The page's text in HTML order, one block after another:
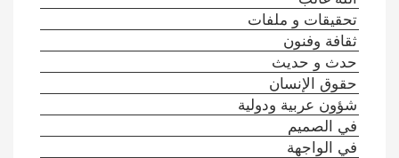
تحقيقات و ملفات
ثقافة وفنون
حدث و حديث
حقوق الإنسان
شؤون عربية ودولية
في الصميم
في الواجهة